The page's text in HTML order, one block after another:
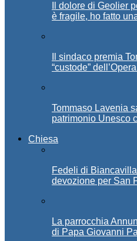
Il dolore di Geolier
è fragile, ho fatto
Il sindaco premia
“custode”
Tommaso Lavenia
patrimonio Unesco
Chiesa
Fedeli di
devozione per San
La parrocchia
di Papa Giovanni